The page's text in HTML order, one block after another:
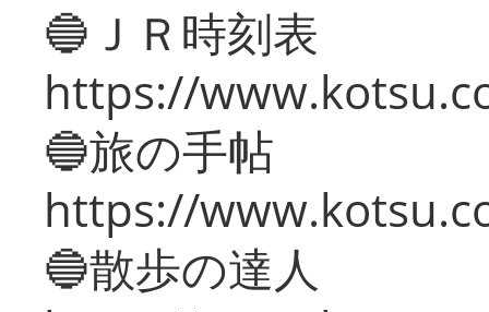
🔵ＪＲ時刻表
https://
🔵旅の手帖
https://
🔵散歩の達人